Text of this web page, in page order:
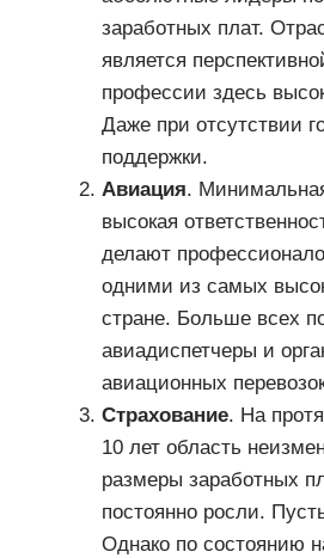
заработных плат.
является
профессии здесь
Даже при отсутствии
поддержки.
Авиация.
высокая
делают
одними из самых
стране. Больше всех
авиадиспетчеры и
авиационных
Страхование. На
10 лет область
размеры заработных
постоянно росли.
Однако по состоянию